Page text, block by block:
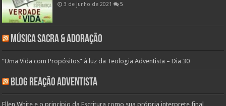
3 de junho de 2021 5
Música Sacra & Adoração
“Uma Vida com Propósitos” à luz da Teologia Adventista – Dia 30
Blog Reação Adventista
Ellen White e o princípio da Escritura como sua própria interprete final